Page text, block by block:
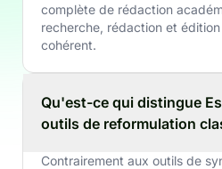
complète de rédaction
recherche, rédaction et
cohérent.
Qu'est-ce qui distingue
outils de reformulation
Contrairement aux outils de